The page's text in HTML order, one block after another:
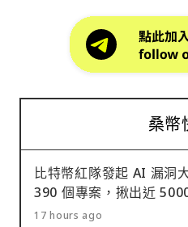
桑幣
比特幣紅隊發起 AI 漏洞
390 個專案，揪出近
17 hours ago